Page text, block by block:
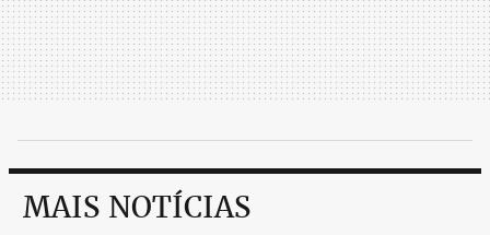
MAIS NOTÍCIAS